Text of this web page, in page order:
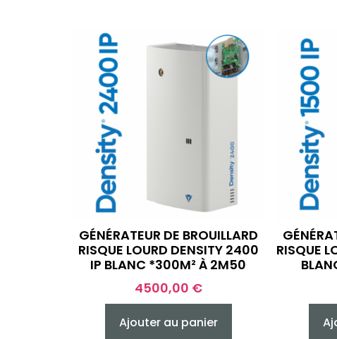
GÉNÉRATEUR DE BROUILLARD
RISQUE LOURD DENSITY 2400
IP BLANC *300M² À 2M50
4500,00 €
Ajouter au panier
RISQUE